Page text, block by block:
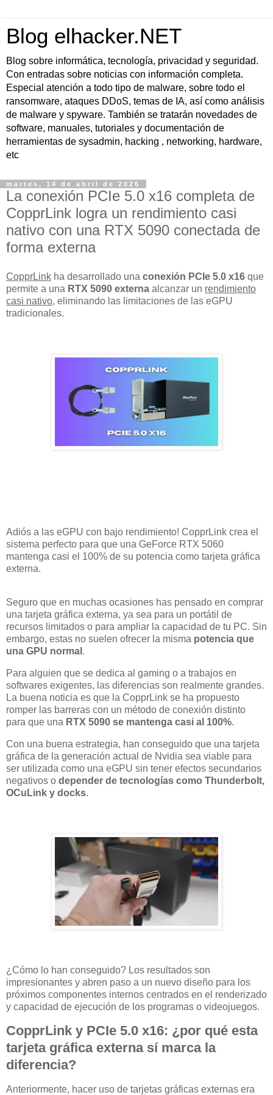
Blog elhacker.NET
Blog sobre informática, tecnología, privacidad y seguridad.
Con entradas sobre noticias con información completa.
Especial atención a todo tipo de malware, sobre todo el
ransomware, ataques DDoS, temas de IA, así como análisis
de malware y spyware. También se tratarán novedades de
software, manuales, tutoriales y documentación de
herramientas de sysadmin, hacking , networking, hardware,
etc
martes, 14 de abril de 2026
La conexión PCIe 5.0 x16 completa de
CopprLink logra un rendimiento casi
nativo con una RTX 5090 conectada de
forma externa
CopprLink ha desarrollado una conexión PCIe 5.0 x16 que
permite a una RTX 5090 externa alcanzar un rendimiento
casi nativo, eliminando las limitaciones de las eGPU
tradicionales.
Adiós a las eGPU con bajo rendimiento! CopprLink crea el
sistema perfecto para que una GeForce RTX 5060
mantenga casi el 100% de su potencia como tarjeta gráfica
externa.
Seguro que en muchas ocasiones has pensado en comprar
una tarjeta gráfica externa, ya sea para un portátil de
recursos limitados o para ampliar la capacidad de tu PC. Sin
embargo, estas no suelen ofrecer la misma potencia que
una GPU normal .
Para alguien que se dedica al gaming o a trabajos en
softwares exigentes, las diferencias son realmente grandes.
La buena noticia es que la CopprLink se ha propuesto
romper las barreras con un método de conexión distinto
para que una RTX 5090 se mantenga casi al 100%.
Con una buena estrategia, han conseguido que una tarjeta
gráfica de la generación actual de Nvidia sea viable para
ser utilizada como una eGPU sin tener efectos secundarios
negativos o depender de tecnologías como Thunderbolt,
OCuLink y docks.
¿Cómo lo han conseguido? Los resultados son
impresionantes y abren paso a un nuevo diseño para los
próximos componentes internos centrados en el renderizado
y capacidad de ejecución de los programas o videojuegos.
CopprLink y PCIe 5.0 x16: ¿por qué esta
tarjeta gráfica externa sí marca la
diferencia?
Anteriormente, hacer uso de tarjetas gráficas externas era